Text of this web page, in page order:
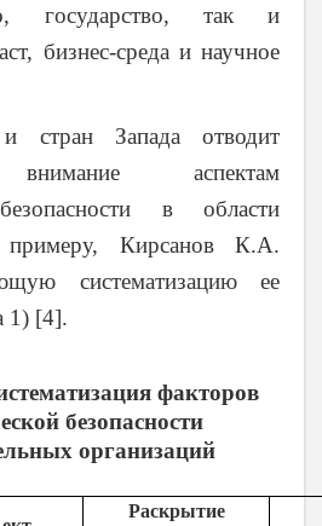
государство, так и
бизнес-среда и научное
стран Запада отводит
внимание аспектам
в области
примеру, Кирсанов К.А.
систематизацию ее
1) [4].
факторов
безопасности
организаций
Раскрытие